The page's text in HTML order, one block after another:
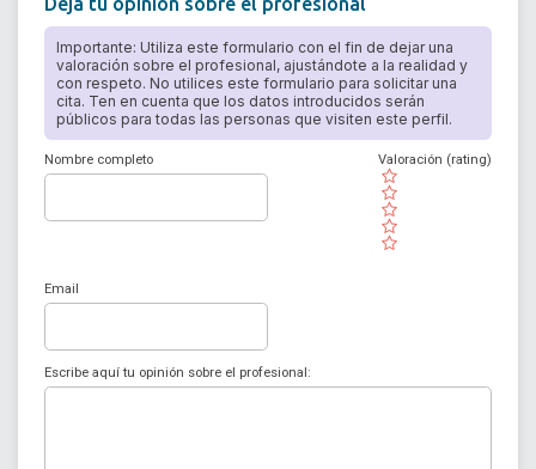
Importante: Utiliza este formulario con el fin de dejar una
valoración sobre el profesional, ajustándote a la realidad y
con respeto. No utilices este formulario para solicitar una
cita. Ten en cuenta que los datos introducidos serán
públicos para todas las personas que visiten este perfil.
Nombre completo
( )
( )
( )
( )
( )
Valoración (rating)
Email
Escribe aquí tu opinión sobre el profesional: